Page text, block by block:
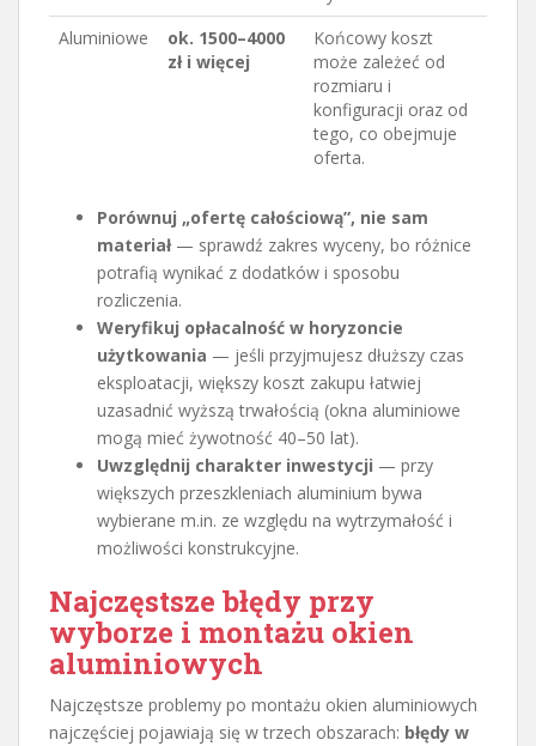
Aluminiowe
ok. 1500–4000
zł i więcej
Końcowy koszt
może zależeć od
rozmiaru i
konfiguracji oraz od
tego, co obejmuje
oferta.
Porównuj „ofertę całościową”, nie sam
materiał— sprawdź zakres wyceny, bo różnice
potrafią wynikać z dodatków i sposobu
rozliczenia.
Weryfikuj opłacalność w horyzoncie
użytkowania — jeśli przyjmujesz dłuższy czas
eksploatacji, większy koszt zakupu łatwiej
uzasadnić wyższą trwałością (okna aluminiowe
mogą mieć żywotność 40–50 lat).
Uwzględnij charakter inwestycji — przy
większych przeszkleniach aluminium bywa
wybierane m.in. ze względu na wytrzymałość i
możliwości konstrukcyjne.
Najczęstsze błędy przy
wyborze i montażu okien
aluminiowych
Najczęstsze problemy po montażu okien aluminiowych
najczęściej pojawiają się w trzech obszarach: błędy w